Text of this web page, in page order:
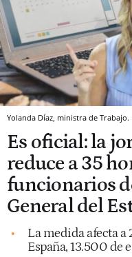
Yolanda Díaz, ministra de Trabajo.
Es oficial: la
reduce a 35
funcionarios
General del
La medida afecta
España, 13.500 de